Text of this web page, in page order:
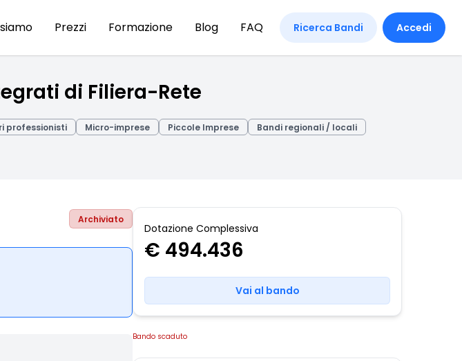
Prezzi Formazione Blog FAQ Ricerca Bandi Accedi
di Filiera-Rete
professionisti Micro-imprese Piccole Imprese
Bandi regionali / locali
Archiviato
Dotazione Complessiva
€ 494.436
Vai al bando
Bando scaduto